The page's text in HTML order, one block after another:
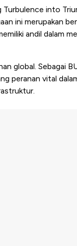
into
ini merupakan
andil dalam
global. Sebagai
peranan vital